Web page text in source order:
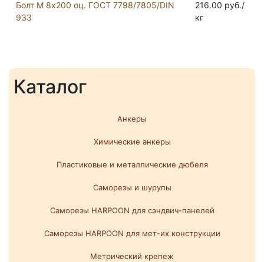
Каталог
Анкеры
Химические анкеры
Пластиковые и металлические дюбеля
Саморезы и шурупы
Саморезы HARPOON для сэндвич-панелей
Саморезы HARPOON для мет-их конструкции
Метрический крепеж
Болт М 8х200 оц. ГОСТ 7798/7805/DIN
933
216.00 руб./
кг